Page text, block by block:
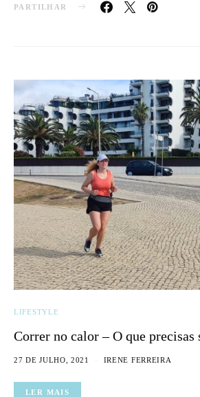
PARTILHAR
LIFESTYLE
Correr no calor – O que precisas
27 DE JULHO, 2021 IRENE FERREIRA
LER MAIS